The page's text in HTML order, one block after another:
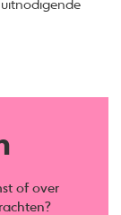
of over